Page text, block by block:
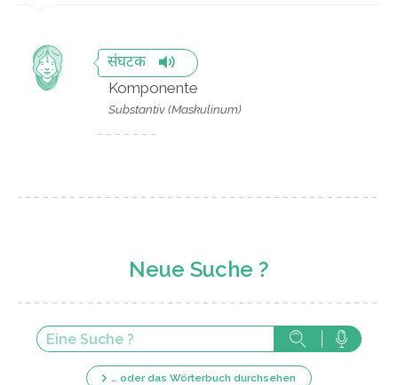
संघटक
Komponente
Substantiv (Maskulinum)
Neue Suche ?
… oder das Wörterbuch durchsehen